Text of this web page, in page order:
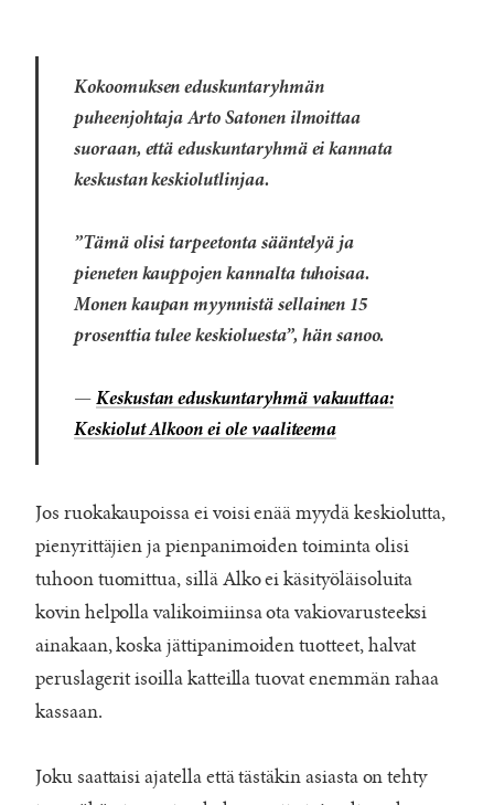
Kokoomuksen eduskuntaryhmän
puheenjohtaja Arto Satonen ilmoittaa
suoraan, että eduskuntaryhmä ei kannata
keskustan keskiolutlinjaa.
”Tämä olisi tarpeetonta sääntelyä ja
pieneten kauppojen kannalta tuhoisaa.
Monen kaupan myynnistä sellainen 15
prosenttia tulee keskioluesta”, hän sanoo.
— Keskustan eduskuntaryhmä vakuuttaa:
Keskiolut Alkoon ei ole vaaliteema
Jos ruokakaupoissa ei voisi enää myydä keskiolutta,
pienyrittäjien ja pienpanimoiden toiminta olisi
tuhoon tuomittua, sillä Alko ei käsityöläisoluita
kovin helpolla valikoimiinsa ota vakiovarusteeksi
ainakaan, koska jättipanimoiden tuotteet, halvat
peruslagerit isoilla katteilla tuovat enemmän rahaa
kassaan.
Joku saattaisi ajatella että tästäkin asiasta on tehty